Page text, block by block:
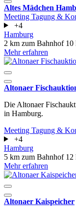
Altes Mädchen
Meeting Tagung &
+4
Hamburg
2 km zum Bahnhof 10
Mehr erfahren
Altonaer
Die Altonaer
in Hamburg.
Meeting Tagung &
+4
Hamburg
5 km zum Bahnhof 12
Mehr erfahren
Altonaer Kaispeicher